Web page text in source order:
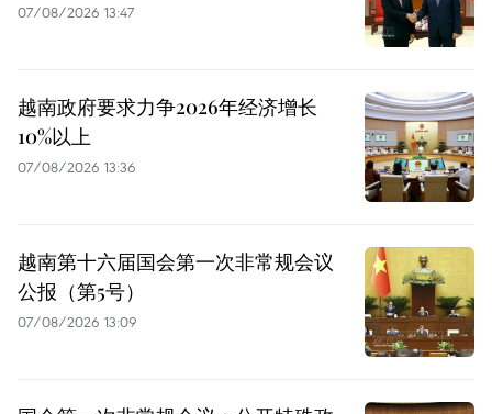
07/08/2026 13:47
越南政府要求力争2026年经济增长
10%以上
07/08/2026 13:36
越南第十六届国会第一次非常规会议
公报（第5号）
07/08/2026 13:09